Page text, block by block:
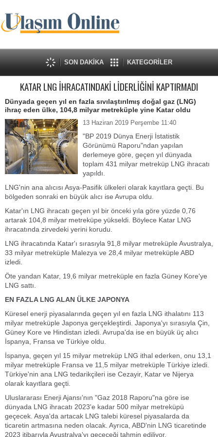
SON DAKİKA KATEGORİLER
KATAR LNG İHRACATINDAKİ LİDERLİĞİNİ KAPTIRMADI
Dünyada geçen yıl en fazla sıvılaştırılmış doğal gaz (LNG)
ihraç eden ülke, 104,8 milyar metreküple yine Katar oldu
13 Haziran 2019 Perşembe 11:40
"BP 2019 Dünya Enerji İstatistik
Görünümü Raporu"ndan yapılan
derlemeye göre, geçen yıl dünyada
toplam 431 milyar metreküp LNG ihracatı
yapıldı.
LNG'nin ana alıcısı Asya-Pasifik ülkeleri olarak kayıtlara geçti. Bu
bölgeden sonraki en büyük alıcı ise Avrupa oldu.
Katar'ın LNG ihracatı geçen yıl bir önceki yıla göre yüzde 0,76
artarak 104,8 milyar metreküpe yükseldi. Böylece Katar LNG
ihracatında zirvedeki yerini korudu.
LNG ihracatında Katar'ı sırasıyla 91,8 milyar metreküple Avustralya,
33 milyar metreküple Malezya ve 28,4 milyar metreküple ABD
izledi.
Öte yandan Katar, 19,6 milyar metreküple en fazla Güney Kore'ye
LNG sattı.
EN FAZLA LNG ALAN ÜLKE JAPONYA
Küresel enerji piyasalarında geçen yıl en fazla LNG ithalatını 113
milyar metreküple Japonya gerçekleştirdi. Japonya'yı sırasıyla Çin,
Güney Kore ve Hindistan izledi. Avrupa'da ise en büyük üç alıcı
İspanya, Fransa ve Türkiye oldu.
İspanya, geçen yıl 15 milyar metreküp LNG ithal ederken, onu 13,1
milyar metreküple Fransa ve 11,5 milyar metreküple Türkiye izledi.
Türkiye'nin ana LNG tedarikçileri ise Cezayir, Katar ve Nijerya
olarak kayıtlara geçti.
Uluslararası Enerji Ajansı'nın "Gaz 2018 Raporu"na göre ise
dünyada LNG ihracatı 2023'e kadar 500 milyar metreküpü
geçecek. Asya'da artacak LNG talebi küresel piyasalarda da
ticaretin artmasına neden olacak. Ayrıca, ABD'nin LNG ticaretinde
2023 itibarıyla Avustralya'yı geçeceği tahmin ediliyor.